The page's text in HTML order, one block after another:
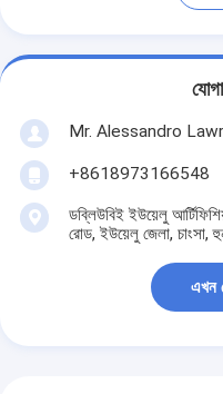
Mr. Alessandro
+8618973166548
ডব্লিউবিই ইউয়েলু
রোড, ইউয়েলু জেলা, চাংসা,
এখন